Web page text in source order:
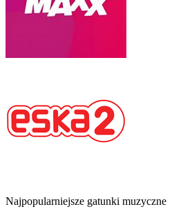
Najpopularniejsze gatunki muzyczne